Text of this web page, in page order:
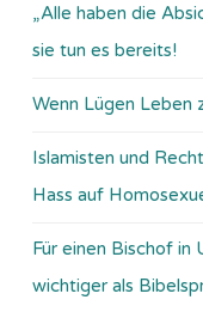
„Alle haben die
sie tun es bereits!
Wenn Lügen Leben
Islamisten und
Hass auf
Für einen Bischof in
wichtiger als